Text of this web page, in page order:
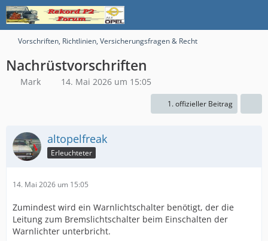
Vorschriften, Richtlinien, Versicherungsfragen & Recht
Nachrüstvorschriften
Mark 14. Mai 2026 um 15:05
1. offizieller Beitrag
altopelfreak
Erleuchteter
14. Mai 2026 um 15:05
Zumindest wird ein Warnlichtschalter benötigt, der die
Leitung zum Bremslichtschalter beim Einschalten der
Warnlichter unterbricht.